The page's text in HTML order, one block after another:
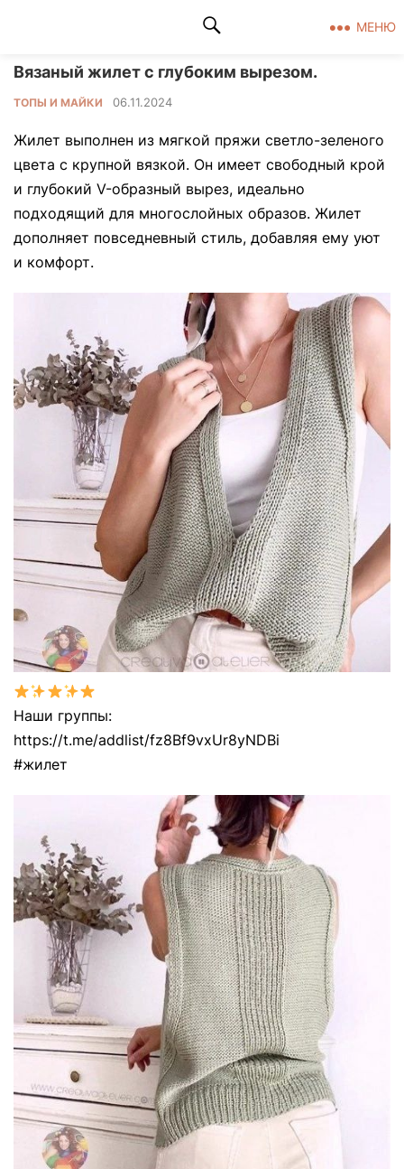
МЕНЮ
Вязаный жилет с глубоким вырезом.
ТОПЫ И МАЙКИ 06.11.2024
Жилет выполнен из мягкой пряжи светло-зеленого
цвета с крупной вязкой. Он имеет свободный крой
и глубокий V-образный вырез, идеально
подходящий для многослойных образов. Жилет
дополняет повседневный стиль, добавляя ему уют
и комфорт.
Наши группы:
https://t.me/addlist/fz8Bf9vxUr8yNDBi
#жилет